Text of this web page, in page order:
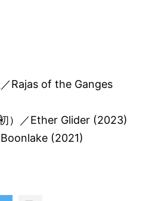
／Rajas of the Ganges
）／Ether Glider (2023)
Boonlake (2021)